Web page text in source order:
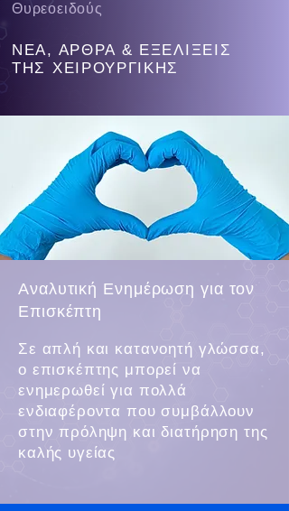
Θυρεοειδούς
ΝΕΑ, ΑΡΘΡΑ & ΕΞΕΛΙΞΕΙΣ
ΤΗΣ ΧΕΙΡΟΥΡΓΙΚΗΣ
Αναλυτική Ενημέρωση για τον
Επισκέπτη
Σε απλή και κατανοητή γλώσσα,
ο επισκέπτης μπορεί να
ενημερωθεί για πολλά
ενδιαφέροντα που συμβάλλουν
στην πρόληψη και διατήρηση της
καλής υγείας